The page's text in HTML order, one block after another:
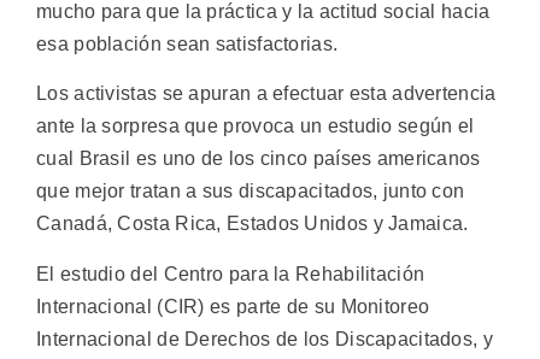
mucho para que la práctica y la actitud social hacia
esa población sean satisfactorias.
Los activistas se apuran a efectuar esta advertencia
ante la sorpresa que provoca un estudio según el
cual Brasil es uno de los cinco países americanos
que mejor tratan a sus discapacitados, junto con
Canadá, Costa Rica, Estados Unidos y Jamaica.
El estudio del Centro para la Rehabilitación
Internacional (CIR) es parte de su Monitoreo
Internacional de Derechos de los Discapacitados, y